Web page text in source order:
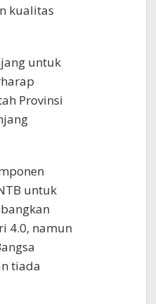
kualitas
untuk
Provinsi
untuk
4.0, namun
tiada